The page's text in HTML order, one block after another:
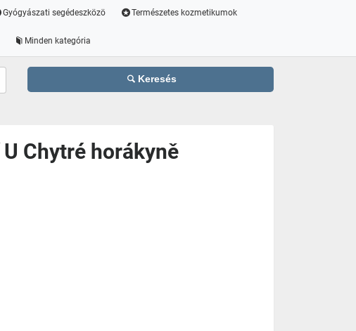
Gyógyászati segédeszközö Természetes kozmetikumok
Minden kategória
Keresés
Chytré horákyně